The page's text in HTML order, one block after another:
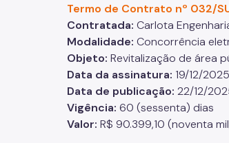
Termo de Contrato nº 032/
Contratada: Carlota
Modalidade: Concorrência
Objeto: Revitalização de área
Data da assinatura: 19/12/2025
Data de publicação: 22/12/
Vigência: 60 (sessenta) dias
Valor: R$ 90.399,10 (noventa